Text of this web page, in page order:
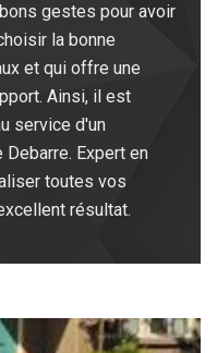
gestes pour avoir
la bonne
et qui offre une
Ainsi, il est
service d'un
Expert en
toutes vos
résultat.